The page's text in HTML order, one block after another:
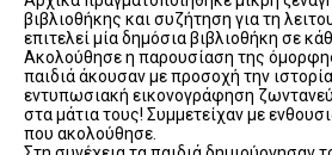
βιβλιοθήκης και συζήτηση για τη
επιτελεί μία δημόσια βιβλιοθήκη σε
Ακολούθησε η παρουσίαση της
παιδιά άκουσαν με προσοχή την
εντυπωσιακή εικονογράφηση
στα μάτια τους! Συμμετείχαν με
που ακολούθησε.